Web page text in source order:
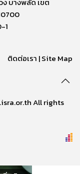
1
ติดต่อเรา |Site Map
All rights